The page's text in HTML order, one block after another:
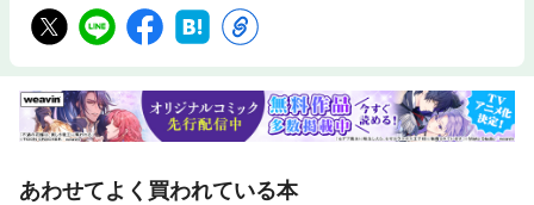
あわせてよく買われている本